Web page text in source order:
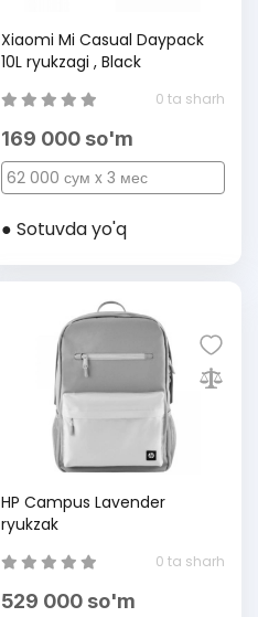
Xiaomi Mi Casual Daypack
10L ryukzagi , Black
0 ta sharh
169 000 so'm
62 000 сум x 3 мес
● Sotuvda yo'q
HP Campus Lavender
ryukzak
0 ta sharh
529 000 so'm